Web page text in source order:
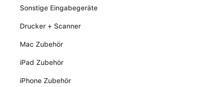
Sonstige Eingabegeräte
Drucker + Scanner
Mac Zubehör
iPad Zubehör
iPhone Zubehör